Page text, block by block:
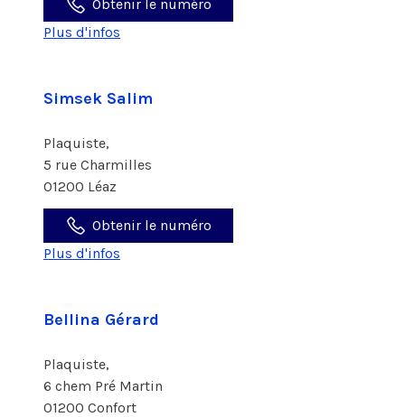
Obtenir le numéro
Plus d'infos
Simsek Salim
Plaquiste,
5 rue Charmilles
01200 Léaz
Obtenir le numéro
Plus d'infos
Bellina Gérard
Plaquiste,
6 chem Pré Martin
01200 Confort